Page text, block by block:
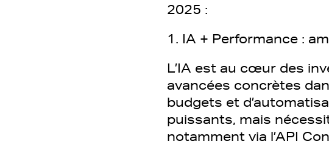
2025 :
1. IA + Performance :
L’IA est au cœur des
avancées concrètes
budgets et
puissants, mais
notamment via l’API